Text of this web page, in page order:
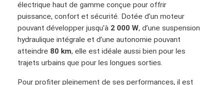
électrique haut de gamme conçue pour offrir
puissance, confort et sécurité. Dotée d’un moteur
pouvant développer jusqu’à 2 000 W, d’une suspension
hydraulique intégrale et d’une autonomie pouvant
atteindre 80 km, elle est idéale aussi bien pour les
trajets urbains que pour les longues sorties.
Pour profiter pleinement de ses performances, il est